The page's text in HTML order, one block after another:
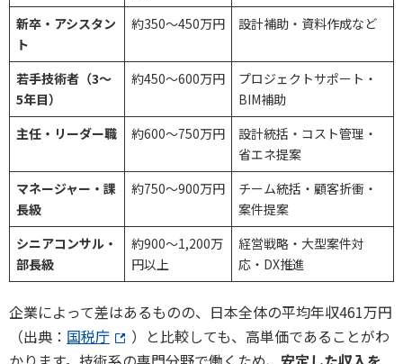
新卒・アシスタン
ト
約350〜450万円 設計補助・資料作成など
若手技術者（3〜
5年目）
約450〜600万円
プロジェクトサポート・
BIM補助
主任・リーダー職
約600〜750万円
設計統括・コスト管理・
省エネ提案
マネージャー・課
長級
約750〜900万円
チーム統括・顧客折衝・
案件提案
シニアコンサル・
部長級
約900〜1,200万
円以上
経営戦略・大型案件対
応・DX推進
企業によって差はあるものの、日本全体の平均年収461万円
（出典： 国税庁
）と比較しても、高単価であることがわ